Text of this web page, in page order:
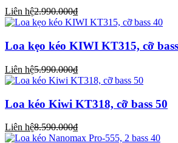
Liên hệ2.990.000₫
Loa kẹo kéo KIWI KT315, cỡ
Liên hệ5.990.000₫
Loa kéo Kiwi KT318, cỡ bass 50
Liên hệ8.590.000₫